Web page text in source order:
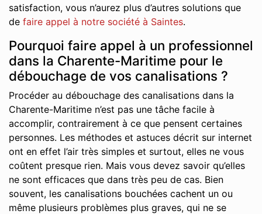
satisfaction, vous n’aurez plus d’autres solutions que
de faire appel à notre société à Saintes.
Pourquoi faire appel à un professionnel
dans la Charente-Maritime pour le
débouchage de vos canalisations ?
Procéder au débouchage des canalisations dans la
Charente-Maritime n’est pas une tâche facile à
accomplir, contrairement à ce que pensent certaines
personnes. Les méthodes et astuces décrit sur internet
ont en effet l’air très simples et surtout, elles ne vous
coûtent presque rien. Mais vous devez savoir qu’elles
ne sont efficaces que dans très peu de cas. Bien
souvent, les canalisations bouchées cachent un ou
même plusieurs problèmes plus graves, qui ne se